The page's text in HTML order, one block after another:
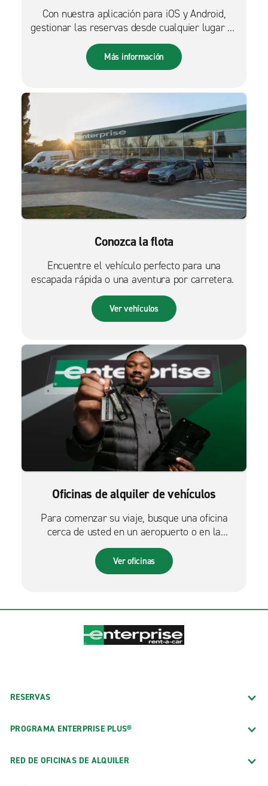
Con nuestra aplicación para iOS y Android,
gestionar las reservas desde cualquier lugar es
más fácil que nunca.
Más información
Conozca la flota
Encuentre el vehículo perfecto para una
escapada rápida o una aventura por carretera.
Ver vehículos
Oficinas de alquiler de vehículos
Para comenzar su viaje, busque una oficina
cerca de usted en un aeropuerto o en la
ciudad.
Ver oficinas
RESERVAS
PROGRAMA ENTERPRISE PLUS®
RED DE OFICINAS DE ALQUILER